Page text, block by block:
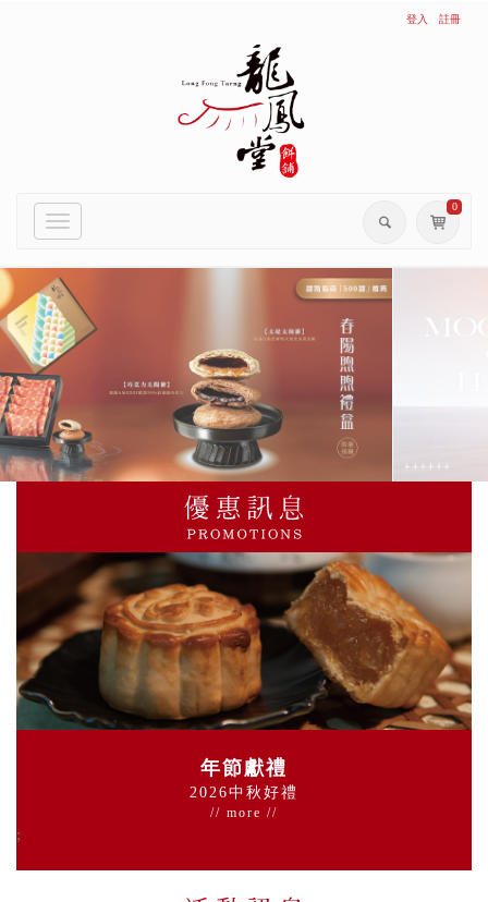
登入 註冊
Toggle
0
年節獻禮
2026中秋好禮
// more //
;